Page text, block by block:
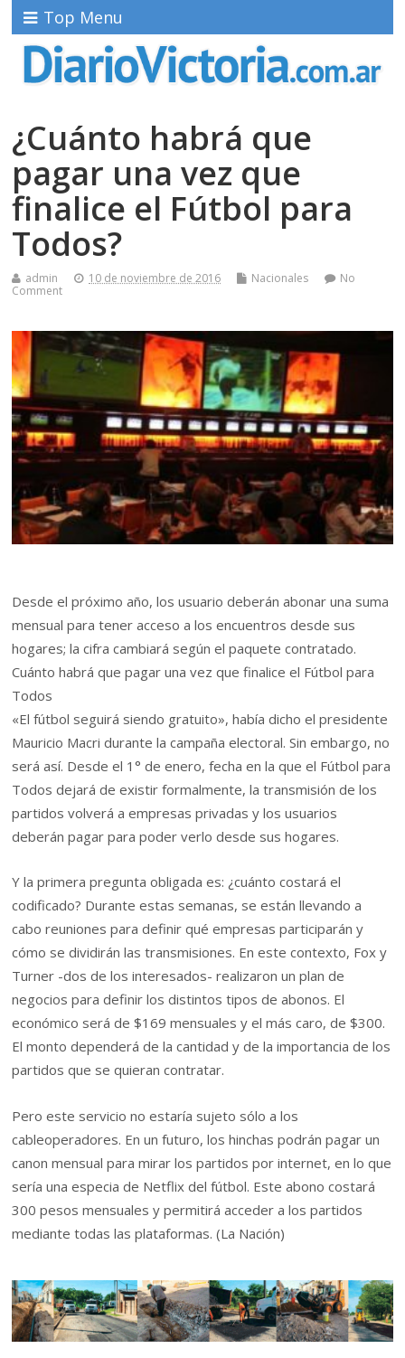
Top Menu
¿Cuánto habrá que
pagar una vez que
finalice el Fútbol para
Todos?
admin 10 de noviembre de 2016 Nacionales
No
Comment
Desde el próximo año, los usuario deberán abonar una suma
mensual para tener acceso a los encuentros desde sus
hogares; la cifra cambiará según el paquete contratado.
Cuánto habrá que pagar una vez que finalice el Fútbol para
Todos
«El fútbol seguirá siendo gratuito», había dicho el presidente
Mauricio Macri durante la campaña electoral. Sin embargo, no
será así. Desde el 1° de enero, fecha en la que el Fútbol para
Todos dejará de existir formalmente, la transmisión de los
partidos volverá a empresas privadas y los usuarios
deberán pagar para poder verlo desde sus hogares.
Y la primera pregunta obligada es: ¿cuánto costará el
codificado? Durante estas semanas, se están llevando a
cabo reuniones para definir qué empresas participarán y
cómo se dividirán las transmisiones. En este contexto, Fox y
Turner -dos de los interesados- realizaron un plan de
negocios para definir los distintos tipos de abonos. El
económico será de $169 mensuales y el más caro, de $300.
El monto dependerá de la cantidad y de la importancia de los
partidos que se quieran contratar.
Pero este servicio no estaría sujeto sólo a los
cableoperadores. En un futuro, los hinchas podrán pagar un
canon mensual para mirar los partidos por internet, en lo que
sería una especia de Netflix del fútbol. Este abono costará
300 pesos mensuales y permitirá acceder a los partidos
mediante todas las plataformas. (La Nación)